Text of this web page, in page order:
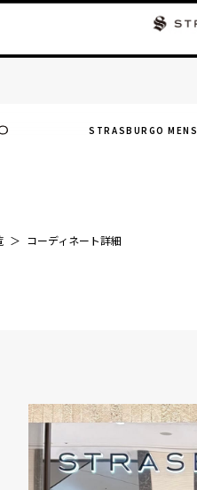
STRASBURGO MENS
＞ コーディネート詳細